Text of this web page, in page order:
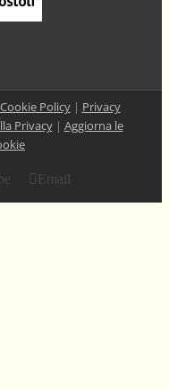
Cookie Policy| Privacy
Privacy| Aggiorna le
Email